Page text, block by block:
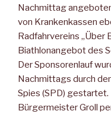
Nachmittag
von Krankenkassen
Radfahrvereins „Über
Biathlonangebot des
Der Sponsorenlauf
Nachmittags durch
Spies (SPD)
Bürgermeister Groll